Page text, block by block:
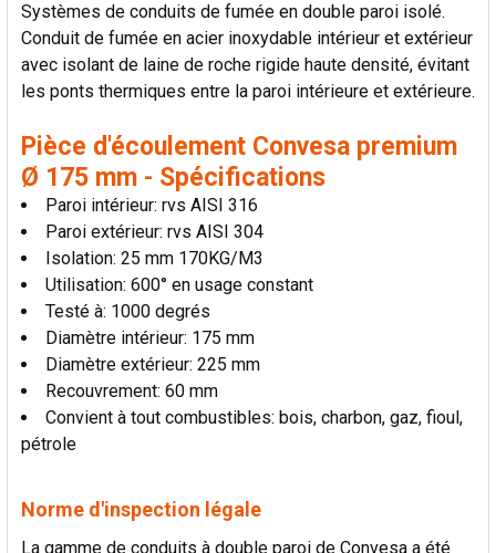
SÉLECTIONNER
AJOUTER
LA
Systèmes de conduits de fumée en double paroi isolé.
Conduit de fumée en acier inoxydable intérieur et extérieur
avec isolant de laine de roche rigide haute densité, évitant
les ponts thermiques entre la paroi intérieure et extérieure.
Pièce d'écoulement Convesa premium
Ø 175 mm - Spécifications
Paroi intérieur: rvs AISI 316
Paroi extérieur: rvs AISI 304
Isolation: 25 mm 170KG/M3
Utilisation: 600° en usage constant
Testé à: 1000 degrés
Diamètre intérieur: 175 mm
Diamètre extérieur: 225 mm
Recouvrement: 60 mm
Convient à tout combustibles: bois, charbon, gaz, fioul,
pétrole
Norme d'inspection légale
La gamme de conduits à double paroi de Convesa a été